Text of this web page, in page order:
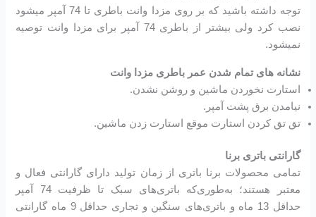
توجه داشته باشید که بر روی مزدا وانت باطری تا 74 آمپر میشود
نصب کرد ولی بیشتر از باطری 74 آمپر برای مزدا وانت توصیه
نمیشود.
نشانه های تمام شدن عمر باطری مزدا وانت
استارت نخوردن ماشین و روشن نشدن.
نیامدن برق پشت آمپر.
تق تق کردن استارت موقع استارت زدن ماشین.
گارانتی باتری برنا
تمامی محصولات برنا باتری از زمان تولید دارای گارانتی فعال و
معتبر هستند؛ به‌طوری‌که باتری‌های سبک تا ظرفیت 74 آمپر
حداقل 13 ماه و باتری‌های سنگین و تجاری حداقل 9 ماه گارانتی